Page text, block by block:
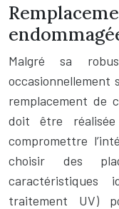
Malgré sa
occasionnellement
remplacement de
doit être
compromettre
choisir des
caractéristiques
traitement UV)